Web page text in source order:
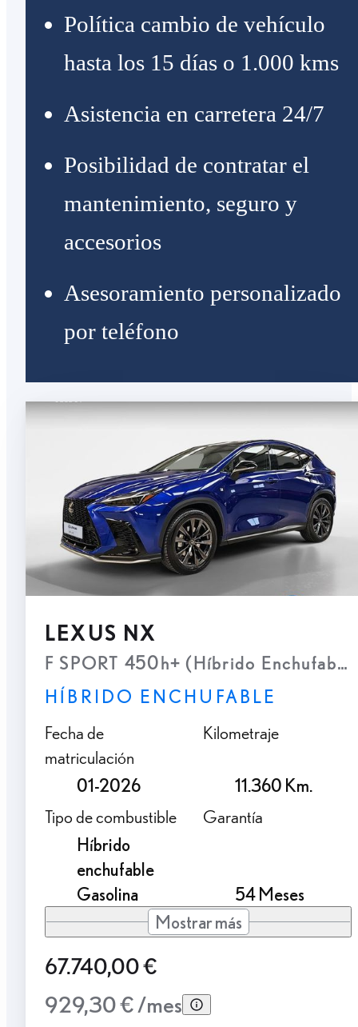
Política cambio de vehículo
hasta los 15 días o 1.000 kms
Asistencia en carretera 24/7
Posibilidad de contratar el
mantenimiento, seguro y
accesorios
Asesoramiento personalizado
por teléfono
LEXUS NX
F SPORT 450h+ (Híbrido
HÍBRIDO ENCHUFABLE
Fecha de
matriculación
01-2026
Kilometraje
11.360 Km.
Tipo de combustible
Híbrido
enchufable
Gasolina
Garantía
54 Meses
Mostrar más
67.740,00 €
929,30 € /mes